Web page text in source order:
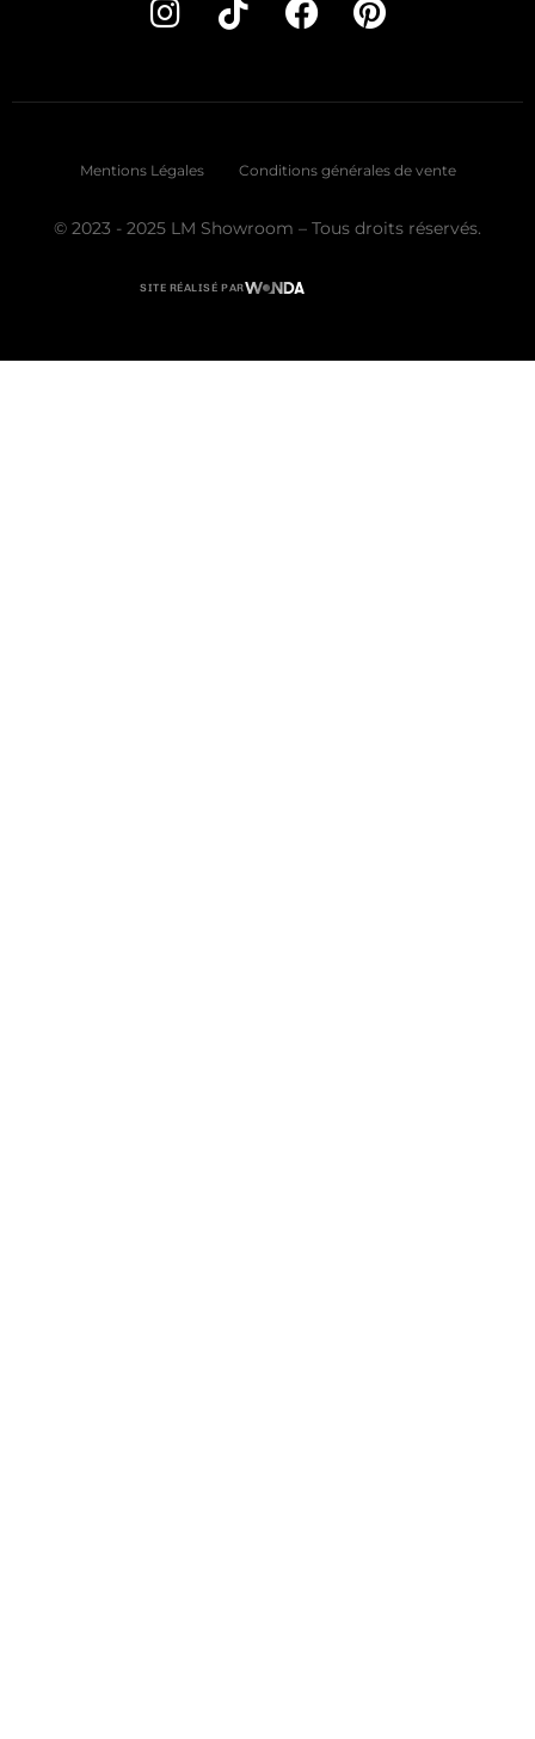
Mentions Légales Conditions générales de vente
© 2023 - 2025 LM Showroom – Tous droits réservés.
SITE RÉALISÉ PAR